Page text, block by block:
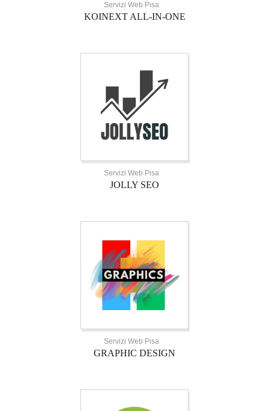
Servizi Web Pisa
KOINEXT ALL-IN-ONE
Servizi Web Pisa
JOLLY SEO
Servizi Web Pisa
GRAPHIC DESIGN